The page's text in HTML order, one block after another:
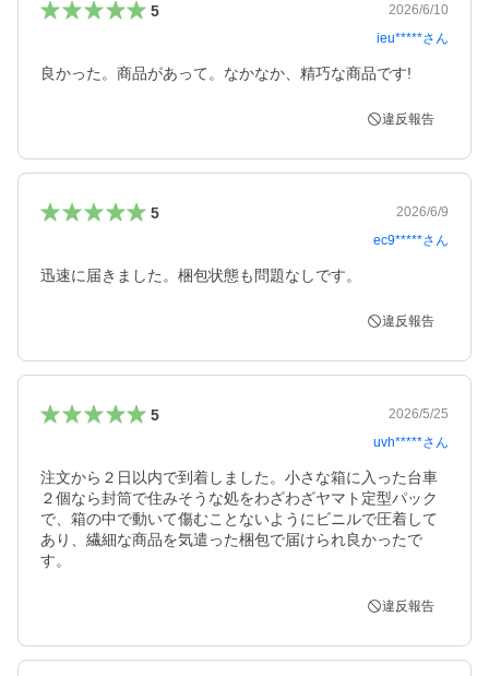
5
2026/6/10
ieu*****さん
良かった。商品があって。なかなか、精巧な商品です!
違反報告
5
2026/6/9
ec9*****さん
迅速に届きました。梱包状態も問題なしです。
違反報告
5
2026/5/25
uvh*****さん
注文から２日以内で到着しました。小さな箱に入った台車
２個なら封筒で住みそうな処をわざわざヤマト定型パック
で、箱の中で動いて傷むことないようにビニルで圧着して
あり、繊細な商品を気遣った梱包で届けられ良かったで
す。
違反報告